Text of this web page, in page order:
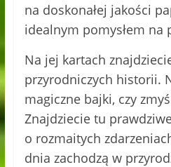
na doskonałej jakości
idealnym pomysłem na
Na jej kartach
przyrodniczych historii.
magiczne bajki, czy
Znajdziecie tu
o rozmaitych
dnia zachodzą w